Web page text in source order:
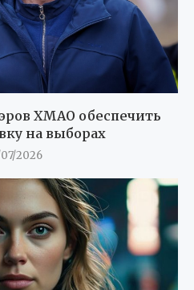
ХМАО обеспечить
на выборах
07/2026